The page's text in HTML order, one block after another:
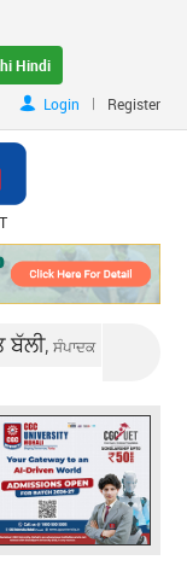
Hindi
Login
| Register
ਬੱਲੀ,ਸੰਪਾਦਕ